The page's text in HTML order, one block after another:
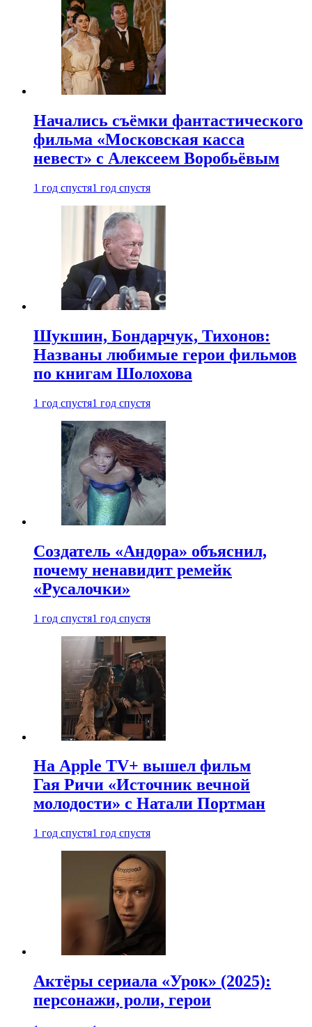
Начались съёмки фантастического
фильма «Московская касса
невест» с Алексеем Воробьёвым
1 год спустя1 год спустя
Шукшин, Бондарчук, Тихонов:
Названы любимые герои фильмов
по книгам Шолохова
1 год спустя1 год спустя
Создатель «Андора» объяснил,
почему ненавидит ремейк
«Русалочки»
1 год спустя1 год спустя
На Apple TV+ вышел фильм
Гая Ричи «Источник вечной
молодости» с Натали Портман
1 год спустя1 год спустя
Актёры сериала «Урок» (2025):
персонажи, роли, герои